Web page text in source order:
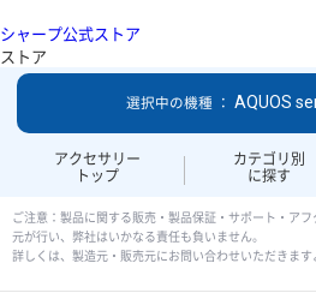
シャープ公式ストア
ストア
アクセサリー
トップ
カテゴリ別
に探す
選択中の機種 ： AQUOS
ご注意：製品に関する販売・製品保証・サポート・ア
元が行い、弊社はいかなる責任も負いません。
詳しくは、製造元・販売元にお問い合わせいただきます